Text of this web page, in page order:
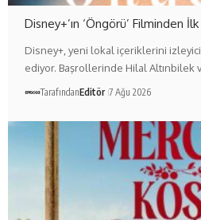
Disney+’ın ‘Öngörü’ Filminden İlk
Disney+, yeni lokal içeriklerini
ediyor. Başrollerinde Hilal Altınbilek
TarafındanEditör 7 Ağu 2026